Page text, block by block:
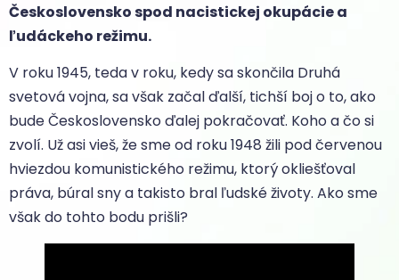
Československo spod nacistickej okupácie a
ľudáckeho režimu.
V roku 1945, teda v roku, kedy sa skončila Druhá
svetová vojna, sa však začal ďalší, tichší boj o to, ako
bude Československo ďalej pokračovať. Koho a čo si
zvolí. Už asi vieš, že sme od roku 1948 žili pod červenou
hviezdou komunistického režimu, ktorý okliešťoval
práva, búral sny a takisto bral ľudské životy. Ako sme
však do tohto bodu prišli?